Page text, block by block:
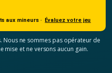
aux mineurs · Évaluez votre jeu
ne sommes pas opérateur de
mise et ne versons aucun gain.